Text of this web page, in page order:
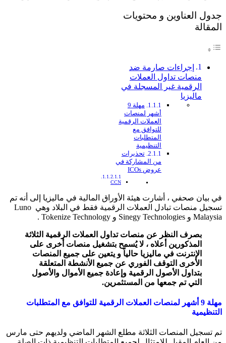
جدول العناوين و محتويات
المقالة
إجراءات صارمة ضد
منصات تداول العملات
الرقمية غير المسجلة في
ماليزيا
مهلة 9
أشهر لمنصات
العملات الرقمية
للتوافق مع
المتطلبات
التنظيمية
تحذيرات
من المشاركة في
عروض ICOs
CCN
في بيان صحفي ، أشارت هيئة الأوراق المالية في ماليزيا إلى أنه تم
تسجيل منصات تبادل العملات الرقمية فقط في البلاد وهي Luno
Malaysia و Sinegy Technologies و Tokenize Technology .
بصرف النظر عن منصات تداول العملات الرقمية الثلاثة
المذكورين أعلاه ، لا يُسمح بتشغيل منصات أخرى على
الإنترنت في ماليزيا حالياً و يتعين على جميع المنصات
الأخرى التوقف الفوري عن جميع الأنشطة المتعلقة
بتداول الأصول الرقمية وإعادة جميع الأموال والأصول
التي تم جمعها من المستثمرين.
مهلة 9 أشهر لمنصات العملات الرقمية للتوافق مع المتطلبات
التنظيمية
تم تسجيل المنصات الثلاثة مطلع الشهر الماضي ولديهم حتى مارس